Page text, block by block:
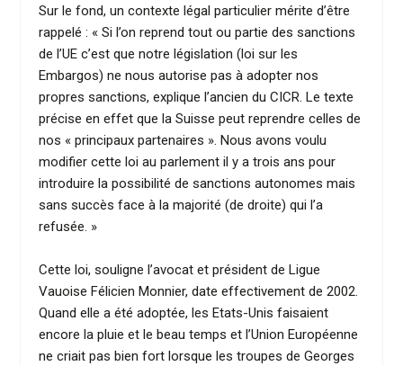
Sur le fond, un contexte légal particulier mérite d’être
rappelé : « Si l’on reprend tout ou partie des sanctions
de l’UE c’est que notre législation (loi sur les
Embargos) ne nous autorise pas à adopter nos
propres sanctions, explique l’ancien du CICR. Le texte
précise en effet que la Suisse peut reprendre celles de
nos « principaux partenaires ». Nous avons voulu
modifier cette loi au parlement il y a trois ans pour
introduire la possibilité de sanctions autonomes mais
sans succès face à la majorité (de droite) qui l’a
refusée. »
Cette loi, souligne l’avocat et président de Ligue
Vauoise Félicien Monnier, date effectivement de 2002.
Quand elle a été adoptée, les Etats-Unis faisaient
encore la pluie et le beau temps et l’Union Européenne
ne criait pas bien fort lorsque les troupes de Georges